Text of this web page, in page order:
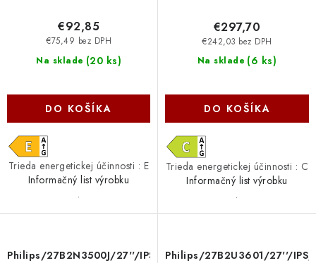
Na sklade (20 ks)
€75,49 bez DPH
€92,85
DO KOŠÍKA
Trieda energetickej účinnosti : E
Informačný list výrobku
.
Na sklade (6 ks)
€242,03 bez DPH
€297,70
DO KOŠÍKA
Trieda energetickej účinnosti : C
Informačný list výrobku
.
Philips/27B2N3500J/27''/IPS/QHD/120Hz/4ms/Black/5R
Philips/27B2U3601/27''/